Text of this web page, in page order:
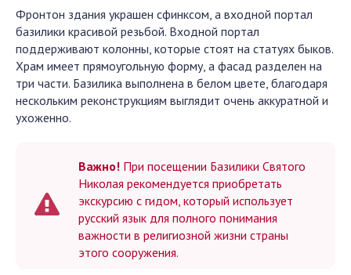
Фронтон здания украшен сфинксом, а входной портал
базилики красивой резьбой. Входной портал
поддерживают колонны, которые стоят на статуях быков.
Храм имеет прямоугольную форму, а фасад разделен на
три части. Базилика выполнена в белом цвете, благодаря
нескольким реконструкциям выглядит очень аккуратной и
ухоженно.
Важно! При посещении Базилики Святого
Николая рекомендуется приобретать
экскурсию с гидом, который использует
русский язык для полного понимания
важности в религиозной жизни страны
этого сооружения.